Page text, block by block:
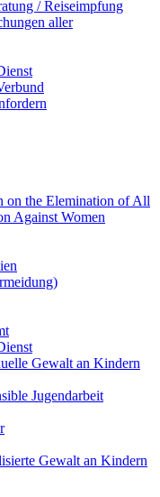
/ Reiseimpfung
aller
the Elemination of All
Against Women
Gewalt an Kindern
Jugendarbeit
Gewalt an Kindern